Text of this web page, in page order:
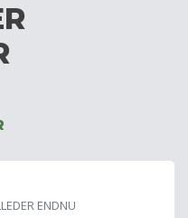
ENDNU